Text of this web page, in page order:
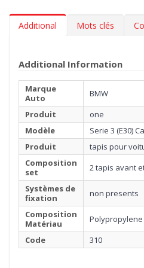
Additional Mots clés
Additional Information
Marque
Auto
BMW
Produit
one
Modèle
Serie 3 (E30)
Produit
tapis pour
Composition
set
2 tapis avant
Systèmes de
fixation
non presents
Composition
Matériau
Polypropylene
Code
310